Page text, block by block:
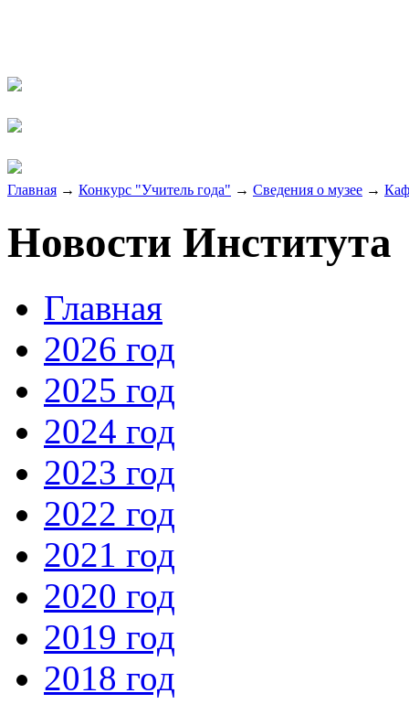
Главная → Конкурс "Учитель года" → Сведения о музее →
Новости Института
Главная
2026 год
2025 год
2024 год
2023 год
2022 год
2021 год
2020 год
2019 год
2018 год